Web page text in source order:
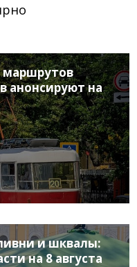
анонсируют на
и шквалы:
на 8 августа